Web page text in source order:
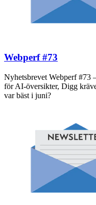
Webperf #73
Nyhetsbrevet Webperf #73
för AI-översikter, Digg
var bäst i juni?